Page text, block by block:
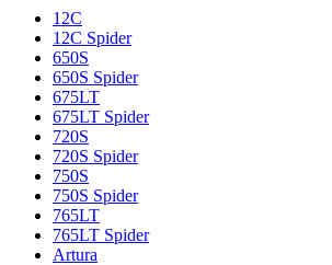
12C
12C Spider
650S
650S Spider
675LT
675LT Spider
720S
720S Spider
750S
750S Spider
765LT
765LT Spider
Artura